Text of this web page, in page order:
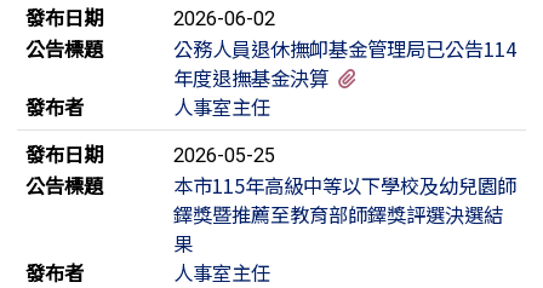
發布日期
2026-06-02
公告標題
公務人員退休撫卹基金管理局已公告114
年度退撫基金決算
發布者
人事室主任
發布日期
2026-05-25
公告標題
本市115年高級中等以下學校及幼兒園師
鐸獎暨推薦至教育部師鐸獎評選決選結
果
發布者
人事室主任